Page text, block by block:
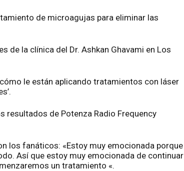
de microagujas para eliminar las
de la clínica del Dr. Ashkan Ghavami en Los
le están aplicando tratamientos con láser
resultados de Potenza Radio Frequency
los fanáticos: «Estoy muy emocionada porque
Así que estoy muy emocionada de continuar
un tratamiento «.